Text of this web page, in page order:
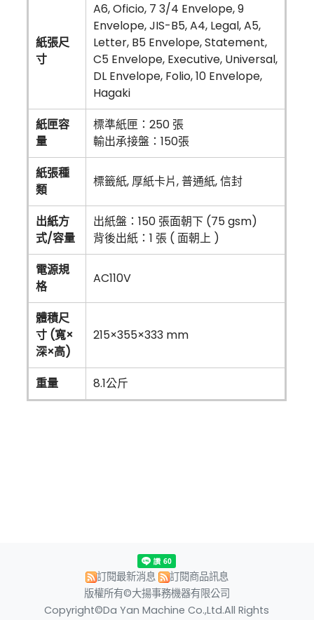
紙張尺
寸
A6, Oficio, 7 3/4 Envelope, 9
Envelope, JIS-B5, A4, Legal, A5,
Letter, B5 Envelope, Statement,
C5 Envelope, Executive, Universal,
DL Envelope, Folio, 10 Envelope,
Hagaki
紙匣容
量
標準紙匣：250 張
輸出承接盤：150張
紙張種
類
標籤紙, 厚紙卡片, 普通紙, 信封
出紙方
式/容量
出紙盤：150 張面朝下 (75 gsm)
背後出紙：1 張 ( 面朝上 )
電源規
格
AC110V
體積尺
寸 (寬×
深×高)
215×355×333 mm
重量 8.1公斤
訂閱最新消息
訂閱商品訊息
版權所有©大揚事務機器有限公司
Copyright©Da Yan Machine Co.,Ltd.All Rights